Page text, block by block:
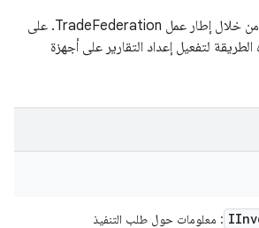
سيتم استدعاؤها تلقائيًا من خلال إطار عمل TradeFederation. على
لتفعيل إعداد التقارير على أجهزة
: معلومات حول طلب التنفيذ